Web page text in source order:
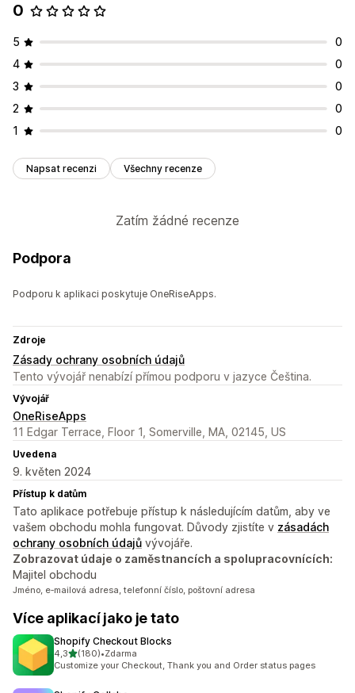
0
5
0
4
0
3
0
2
0
1
0
Napsat recenzi Všechny recenze
Zatím žádné recenze
Podpora
Podporu k aplikaci poskytuje OneRiseApps.
Zdroje
Zásady ochrany osobních údajů
Tento vývojář nenabízí přímou podporu v jazyce Čeština.
Vývojář
OneRiseApps
11 Edgar Terrace, Floor 1, Somerville, MA, 02145, US
Uvedena
9. květen 2024
Přístup k datům
Tato aplikace potřebuje přístup k následujícím datům, aby ve
vašem obchodu mohla fungovat. Důvody zjistíte v zásadách
ochrany osobních údajů vývojáře.
Zobrazovat údaje o zaměstnancích a spolupracovnících:
Majitel obchodu
Jméno, e‑mailová adresa, telefonní číslo, poštovní adresa
Více aplikací jako je tato
Shopify Checkout Blocks
4,3z 5 hvězd
(180)
Celkový počet recenzí: 180
•Zdarma
Customize your Checkout, Thank you and Order status pages